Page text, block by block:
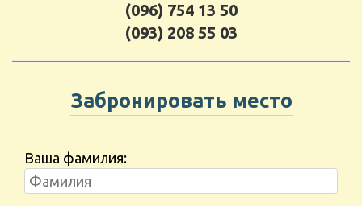
(096) 754 13 50
(093) 208 55 03
Забронировать место
Ваша фамилия: